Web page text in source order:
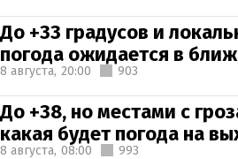
До +33 градусов и
погода ожидается в
8 августа, 20:00 903
До +38, но местами с
какая будет погода на
8 августа, 08:00 993